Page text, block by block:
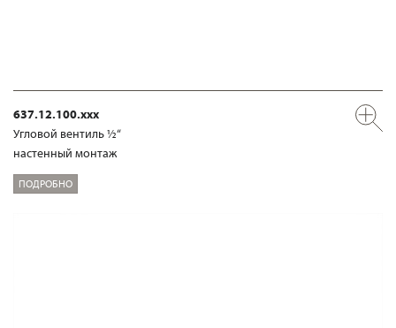
637.12.100.xxx
Угловой вентиль ½“
настенный монтаж
ПОДРОБНО